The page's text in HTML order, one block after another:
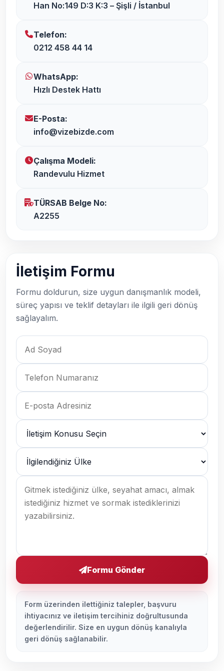
Han No:149 D:3 K:3 – Şişli / İstanbul
Telefon:
0212 458 44 14
WhatsApp:
Hızlı Destek Hattı
E-Posta:
info@vizebizde.com
Çalışma Modeli:
Randevulu Hizmet
TÜRSAB Belge No:
A2255
İletişim Formu
Formu doldurun, size uygun danışmanlık modeli,
süreç yapısı ve teklif detayları ile ilgili geri dönüş
sağlayalım.
Formu Gönder
Form üzerinden ilettiğiniz talepler, başvuru
ihtiyacınız ve iletişim tercihiniz doğrultusunda
değerlendirilir. Size en uygun dönüş kanalıyla
geri dönüş sağlanabilir.